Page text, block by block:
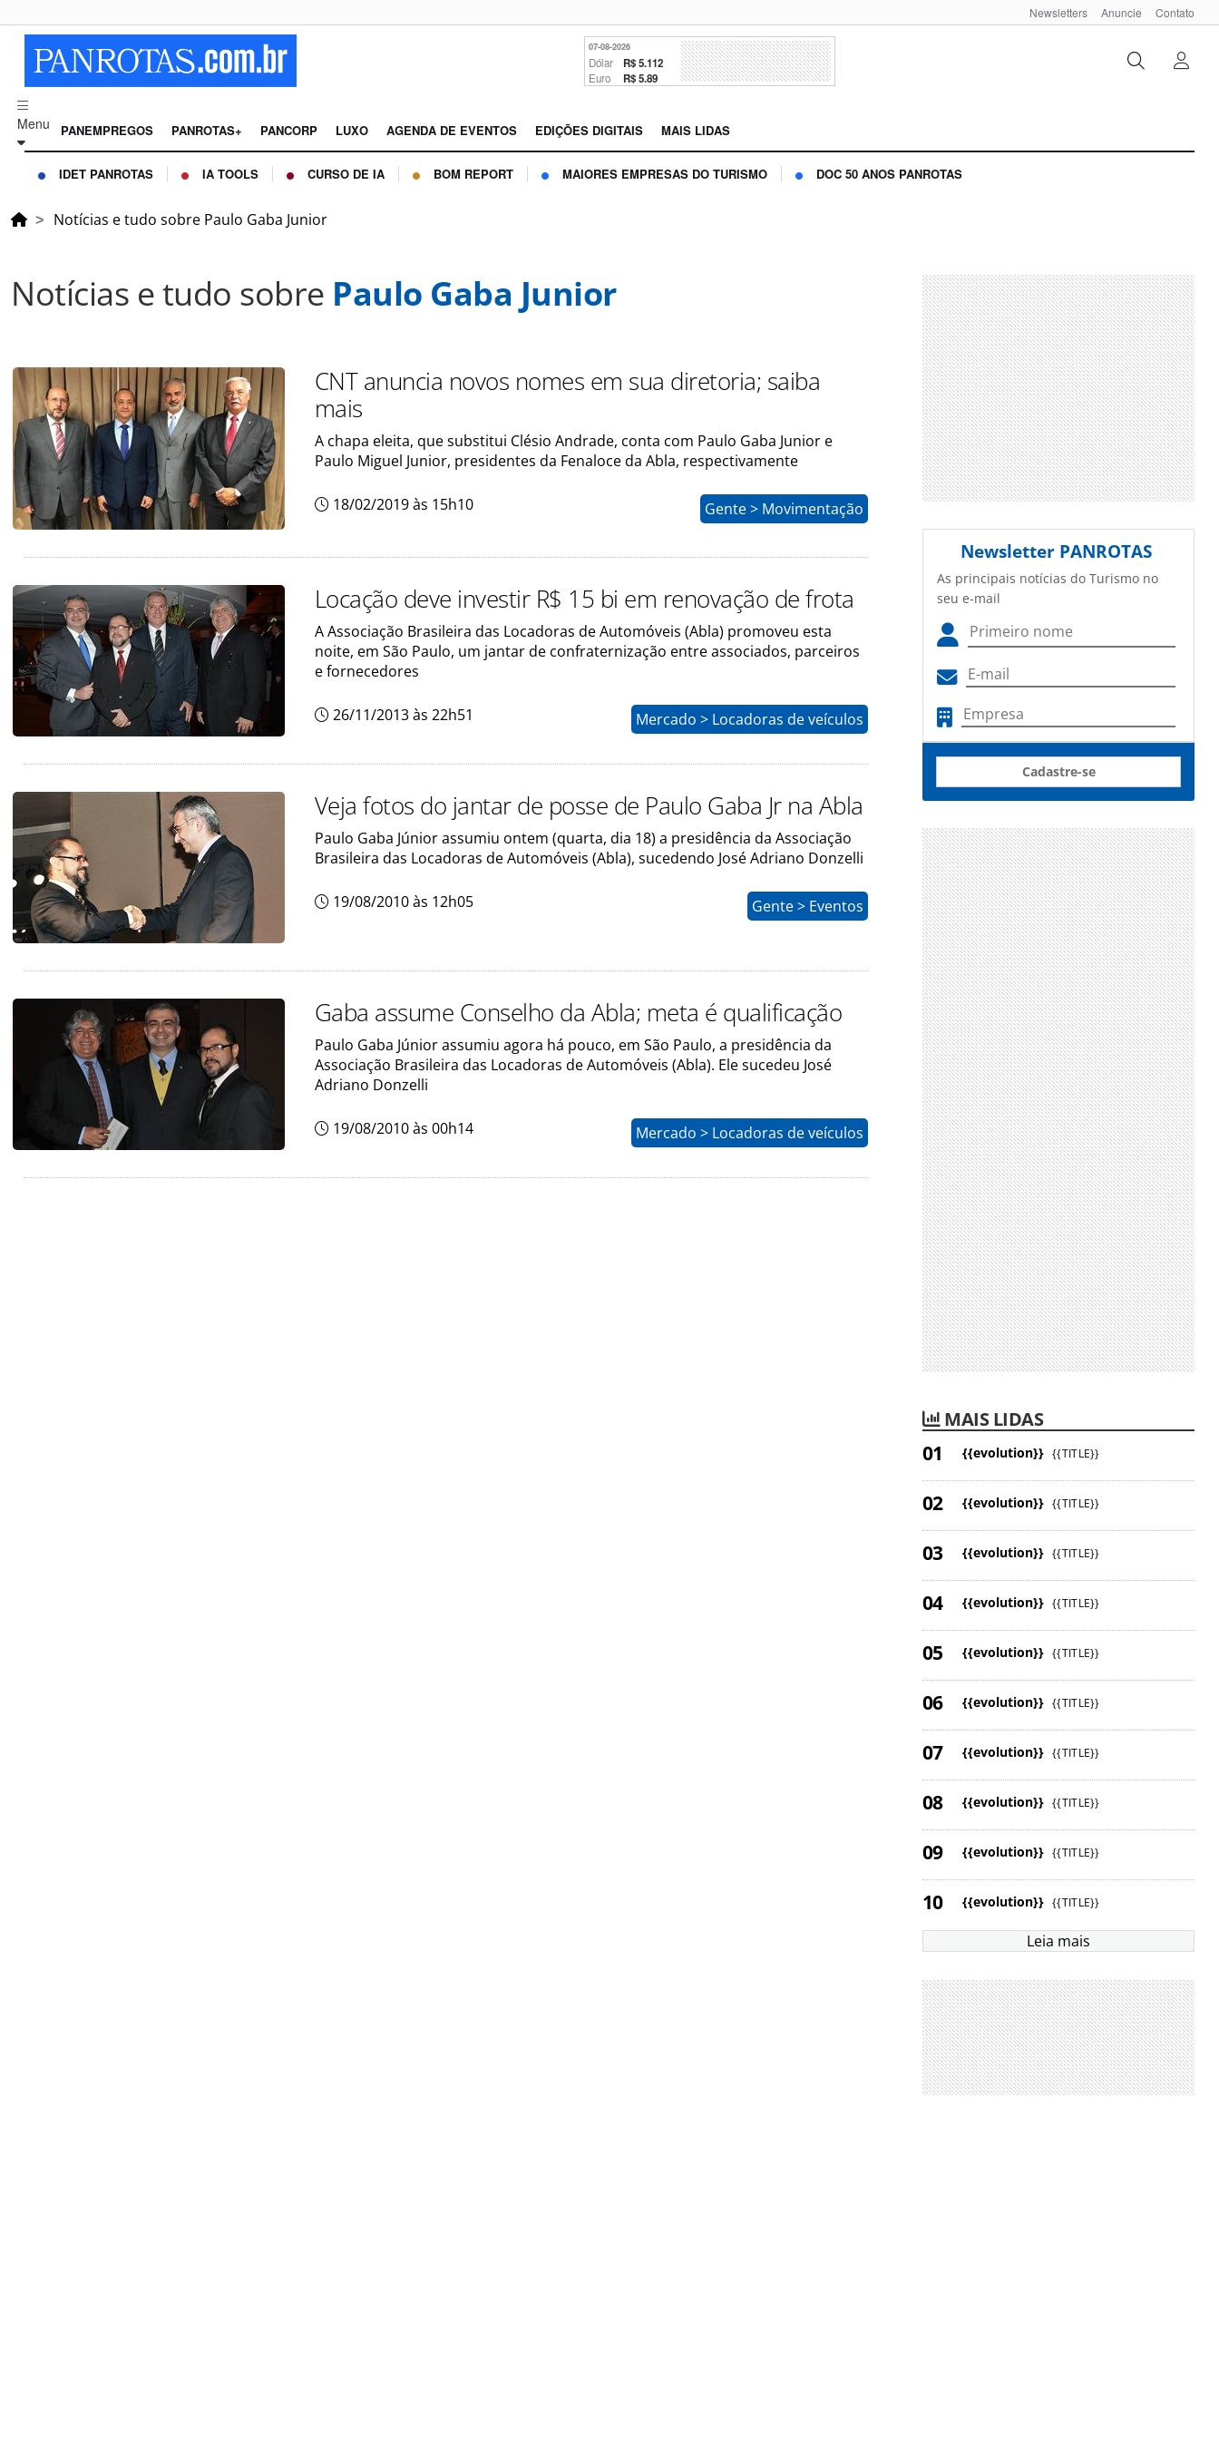
Newsletters Anuncie Contato
07-08-2026
Dólar R$ 5.112
Euro R$ 5.89
Menu PANEMPREGOS PANROTAS+ PANCORP LUXO AGENDA DE EVENTOS EDIÇÕES DIGITAIS MAIS LIDAS
IDET PANROTAS IA TOOLS CURSO DE IA BOM REPORT MAIORES EMPRESAS DO TURISMO DOC 50 ANOS PANROTAS
Notícias e tudo sobre Paulo Gaba Junior
Notícias e tudo sobre Paulo Gaba Junior
CNT anuncia novos nomes em sua diretoria; saiba
mais
A chapa eleita, que substitui Clésio Andrade, conta com Paulo Gaba Junior e
Paulo Miguel Junior, presidentes da Fenaloce da Abla, respectivamente
18/02/2019 às 15h10 Gente > Movimentação
Locação deve investir R$ 15 bi em renovação de frota
A Associação Brasileira das Locadoras de Automóveis (Abla) promoveu esta
noite, em São Paulo, um jantar de confraternização entre associados, parceiros
e fornecedores
26/11/2013 às 22h51 Mercado > Locadoras de veículos
Veja fotos do jantar de posse de Paulo Gaba Jr na Abla
Paulo Gaba Júnior assumiu ontem (quarta, dia 18) a presidência da Associação
Brasileira das Locadoras de Automóveis (Abla), sucedendo José Adriano Donzelli
19/08/2010 às 12h05 Gente > Eventos
Gaba assume Conselho da Abla; meta é qualificação
Paulo Gaba Júnior assumiu agora há pouco, em São Paulo, a presidência da
Associação Brasileira das Locadoras de Automóveis (Abla). Ele sucedeu José
Adriano Donzelli
19/08/2010 às 00h14 Mercado > Locadoras de veículos
Newsletter PANROTAS
As principais notícias do Turismo no
seu e-mail
Cadastre-se
MAIS LIDAS
{{evolution}} {{TITLE}}
{{evolution}} {{TITLE}}
{{evolution}} {{TITLE}}
{{evolution}} {{TITLE}}
{{evolution}} {{TITLE}}
{{evolution}} {{TITLE}}
{{evolution}} {{TITLE}}
{{evolution}} {{TITLE}}
{{evolution}} {{TITLE}}
{{evolution}} {{TITLE}}
Leia mais